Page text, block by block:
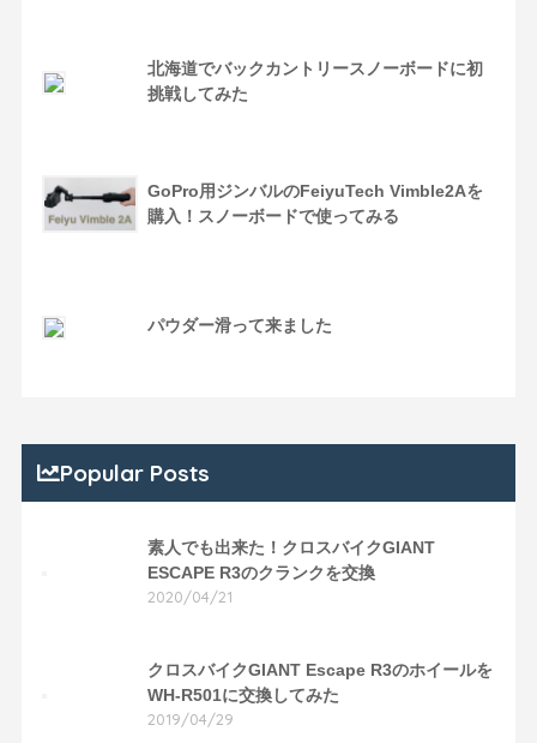
北海道でバックカントリースノーボードに初
挑戦してみた
GoPro用ジンバルのFeiyuTech Vimble2Aを
購入！スノーボードで使ってみる
パウダー滑って来ました
Popular Posts
素人でも出来た！クロスバイクGIANT
ESCAPE R3のクランクを交換
2020/04/21
クロスバイクGIANT Escape R3のホイールを
WH-R501に交換してみた
2019/04/29